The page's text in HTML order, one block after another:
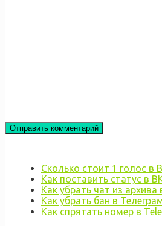
Сколько стоит 1 голос в
Как поставить статус в
Как убрать чат из архива
Как убрать бан в
Как спрятать номер в